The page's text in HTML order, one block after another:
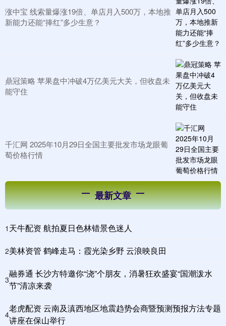
涨中宝 线索量爆涨19倍、单店月入500万，本地推
新能力还能“捧红”多少生意？
鼎冠策略 苹果盘中冲破4万亿美元大关，但收盘未
能守住
千汇网 2025年10月29日全国主要批发市场龙眼葡
萄价格行情
最新文章
1 天牛配资 航拍夏日色林错景色迷人
2美林资管 鹤峰走马：霞光染乡野 云浪映良田
3
融券通 长沙方特邀你“浇”个朋友，消暑狂欢盛宴“国潮泼水
节”清凉来袭
4
老虎配资 云南及滇西地区地震趋势会商暨预测预报方法专题
讲座在保山举行